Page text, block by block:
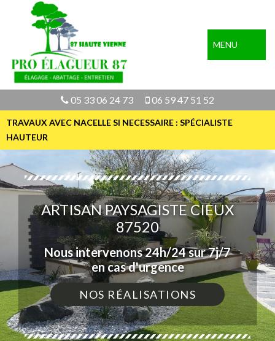
MENU
05 33 06 24 73 06 59 47 51 52
TRAVAUX AVEC NACELLE SI NECESSAIRE : SPÉCIALISTE
HAUTEUR
ARTISAN PAYSAGISTE CIEUX
87520
Nous intervenons 24h/24 sur 7j/7
en cas d'urgence
NOS RÉALISATIONS